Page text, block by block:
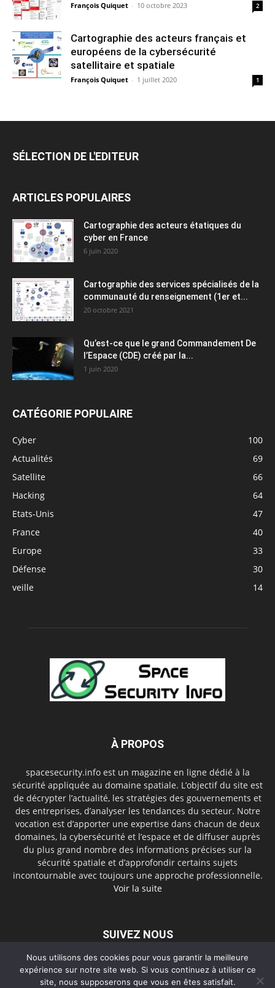
François Quiquet - 10 octobre 2023 2
Cartographie des acteurs français et
européens de la cybersécurité
satellitaire et spatiale
François Quiquet - 1 juillet 2020 1
SÉLECTION DE L'EDITEUR
ARTICLES POPULAIRES
Cartographie des acteurs étatiques du
cyber en France
6 juin 2020
Cartographie des services spécialisés de la
communauté du renseignement (1er et...
20 octobre 2021
Qu’est-ce que le grand Commandement De
l’Espace (CDE) créé par la...
1 juin 2020
CATÉGORIE POPULAIRE
Cyber
100
Actualités
69
Satellite
66
Hacking
64
Etats-Unis
47
France
40
Europe
33
Défense
30
veille
14
À PROPOS
spacesecurity.info est un magazine en ligne dédié à la
sécurité appliquée au domaine spatiale. L’objectif du site est
de décrypter l’actualité, les stratégies des gouvernements et
des entreprises, d’analyser les tendances du secteur. Notre
vocation est d’apporter une expertise dans chacun de deux
domaines, la cybersécurité et l’espace et de diffuser auprès
du plus grand nombre des informations précises sur la
sécurité spatiale et d’approfondir certains sujets
incontournable avec toujours une approche professionnelle.
Voir la suite
SUIVEZ NOUS
A propos Contact Politique de confidentialité
Nous utilisons des cookies pour vous garantir la meilleure
expérience sur notre site web. Si vous continuez à utiliser ce
site, nous supposerons que vous en êtes satisfait.